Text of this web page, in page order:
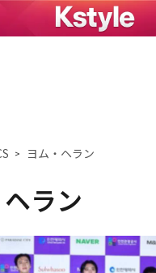
ヨム・ヘラン
ラン